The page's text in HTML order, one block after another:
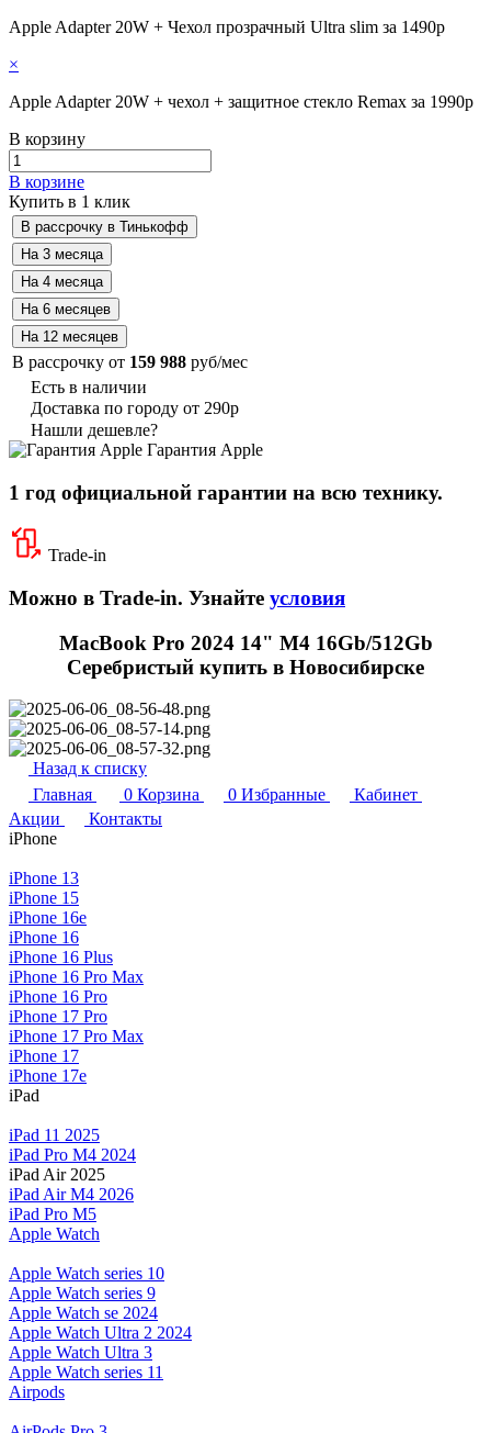
Apple Adapter 20W + Чехол прозрачный Ultra slim за 1490р
×
Apple Adapter 20W + чехол + защитное стекло Remax за 1990р
В корзину
В корзине
Купить в 1 клик
В рассрочку от 159 988 руб/мес
Есть в наличии
Доставка по городу от 290р
Нашли дешевле?
Гарантия Apple
1 год официальной гарантии на всю технику.
Trade-in
Можно в Trade-in. Узнайте условия
MacBook Pro 2024 14" M4 16Gb/512Gb
Серебристый купить в Новосибирске
Назад к списку
Главная
0 Корзина 0 Избранные
Кабинет
Акции
Контакты
iPhone
iPhone 13
iPhone 15
iPhone 16e
iPhone 16
iPhone 16 Plus
iPhone 16 Pro Max
iPhone 16 Pro
iPhone 17 Pro
iPhone 17 Pro Max
iPhone 17
iPhone 17e
iPad
iPad 11 2025
iPad Pro M4 2024
iPad Air 2025
iPad Air M4 2026
iPad Pro M5
Apple Watch
Apple Watch series 10
Apple Watch series 9
Apple Watch se 2024
Apple Watch Ultra 2 2024
Apple Watch Ultra 3
Apple Watch series 11
Airpods